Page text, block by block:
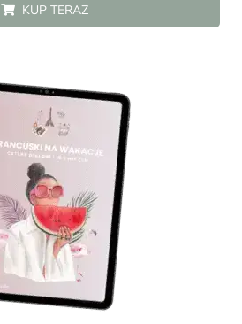
KUP TERAZ